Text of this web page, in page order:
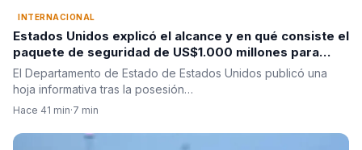
INTERNACIONAL
Estados Unidos explicó el alcance y en qué consiste el
paquete de seguridad de US$1.000 millones para
Colombia tras la posesión de Abelardo De La Espriella
El Departamento de Estado de Estados Unidos publicó una
hoja informativa tras la posesión…
Hace 41 min·7 min